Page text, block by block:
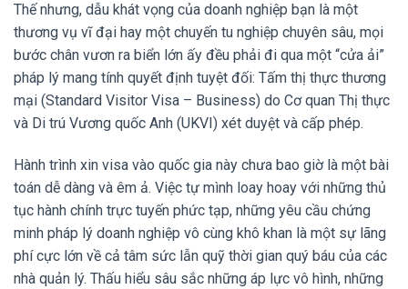
Thế nhưng, dẫu khát vọng của doanh nghiệp bạn là một
thương vụ vĩ đại hay một chuyến tu nghiệp chuyên sâu, mọi
bước chân vươn ra biển lớn ấy đều phải đi qua một “cửa ải”
pháp lý mang tính quyết định tuyệt đối: Tấm thị thực thương
mại (Standard Visitor Visa – Business) do Cơ quan Thị thực
và Di trú Vương quốc Anh (UKVI) xét duyệt và cấp phép.
Hành trình xin visa vào quốc gia này chưa bao giờ là một bài
toán dễ dàng và êm ả. Việc tự mình loay hoay với những thủ
tục hành chính trực tuyến phức tạp, những yêu cầu chứng
minh pháp lý doanh nghiệp vô cùng khô khan là một sự lãng
phí cực lớn về cả tâm sức lẫn quỹ thời gian quý báu của các
nhà quản lý. Thấu hiểu sâu sắc những áp lực vô hình, những